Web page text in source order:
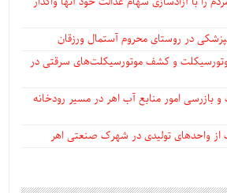
در روستای محروم آستمال ورزقان
سارق موتورسیکلت و کشف موتورسیکلت‌های سرقتی در
بازرسی امور منابع آب اهر در مسیر رودخانه
از واحدهای تولیدی در شهرک صنعتی اهر